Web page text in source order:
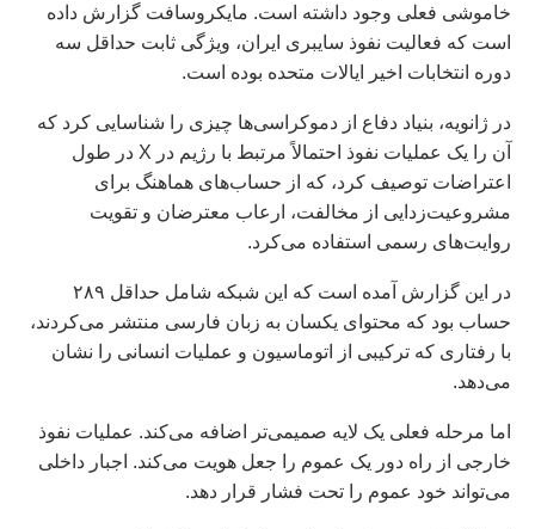
خاموشی فعلی وجود داشته است. مایکروسافت گزارش داده
است که فعالیت نفوذ سایبری ایران، ویژگی ثابت حداقل سه
دوره انتخابات اخیر ایالات متحده بوده است.
در ژانویه، بنیاد دفاع از دموکراسی‌ها چیزی را شناسایی کرد که
آن را یک عملیات نفوذ احتمالاً مرتبط با رژیم در X در طول
اعتراضات توصیف کرد، که از حساب‌های هماهنگ برای
مشروعیت‌زدایی از مخالفت، ارعاب معترضان و تقویت
روایت‌های رسمی استفاده می‌کرد.
در این گزارش آمده است که این شبکه شامل حداقل ۲۸۹
حساب بود که محتوای یکسان به زبان فارسی منتشر می‌کردند،
با رفتاری که ترکیبی از اتوماسیون و عملیات انسانی را نشان
می‌دهد.
اما مرحله فعلی یک لایه صمیمی‌تر اضافه می‌کند. عملیات نفوذ
خارجی از راه دور یک عموم را جعل هویت می‌کند. اجبار داخلی
می‌تواند خود عموم را تحت فشار قرار دهد.